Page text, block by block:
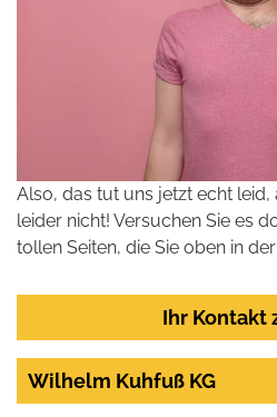
Also, das tut uns jetzt echt leid,
leider nicht! Versuchen Sie es
tollen Seiten, die Sie oben in
Ihr Kontakt
Wilhelm Kuhfuß KG